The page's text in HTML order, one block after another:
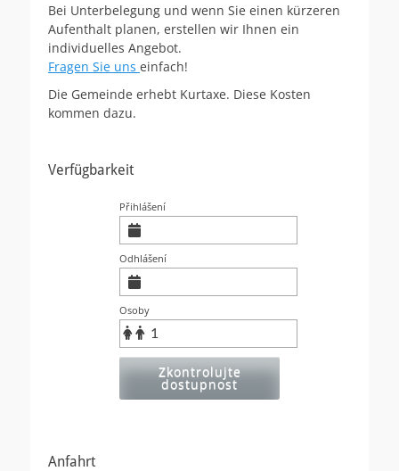
Bei Unterbelegung und wenn Sie einen kürzeren
Aufenthalt planen, erstellen wir Ihnen ein
individuelles Angebot.
Fragen Sie uns einfach!
Die Gemeinde erhebt Kurtaxe. Diese Kosten
kommen dazu.
Verfügbarkeit
Přihlášení
Odhlášení
Osoby
Zkontrolujte
dostupnost
Anfahrt